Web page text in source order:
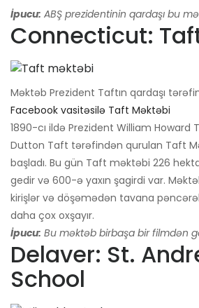
İpucu: ABŞ prezidentinin qardaşı bu
Connecticut:
Məktəb Prezident Taftın qardaşı
Facebook vasitəsilə Taft Məktəbi
1890-cı ildə Prezident William Howard
Dutton Taft tərəfindən qurulan Taft
başladı. Bu gün Taft məktəbi 226
gedir və 600-ə yaxın şagirdi var.
kirişlər və döşəmədən tavana
daha çox oxşayır.
İpucu: Bu məktəb birbaşa bir filmdən
Delaver: St.
School